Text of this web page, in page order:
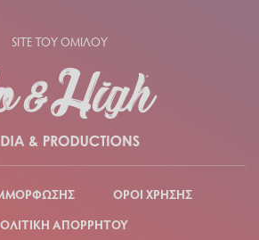
SITE ΤΟΥ ΟΜΙΛΟΥ
ΟΡΟΙ ΧΡΗΣΗΣ
ΑΠΟΡΡΗΤΟΥ